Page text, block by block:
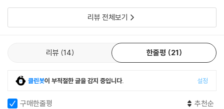
리뷰 전체보기
리뷰 14 한줄평 21
클린봇이 부적절한 글을 감지 중입니다. 설정
구매한줄평 추천순